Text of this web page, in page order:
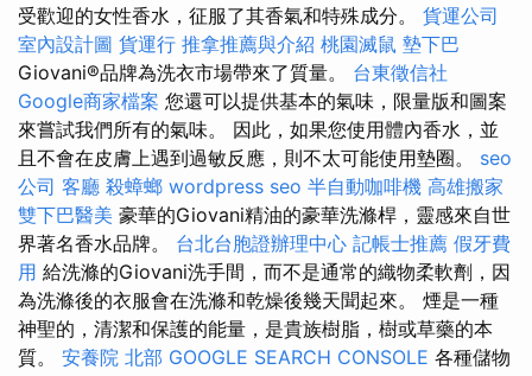
受歡迎的女性香水，征服了其香氣和特殊成分。 貨運公司
室內設計圖 貨運行 推拿推薦與介紹 桃園滅鼠 墊下巴
Giovani®品牌為洗衣市場帶來了質量。 台東徵信社
Google商家檔案 您還可以提供基本的氣味，限量版和圖案
來嘗試我們所有的氣味。 因此，如果您使用體內香水，並
且不會在皮膚上遇到過敏反應，則不太可能使用墊圈。 seo
公司 客廳 殺蟑螂 wordpress seo 半自動咖啡機 高雄搬家
雙下巴醫美 豪華的Giovani精油的豪華洗滌桿，靈感來自世
界著名香水品牌。 台北台胞證辦理中心 記帳士推薦 假牙費
用 給洗滌的Giovani洗手間，而不是通常的織物柔軟劑，因
為洗滌後的衣服會在洗滌和乾燥後幾天聞起來。 煙是一種
神聖的，清潔和保護的能量，是貴族樹脂，樹或草藥的本
質。 安養院 北部 GOOGLE SEARCH CONSOLE 各種儲物